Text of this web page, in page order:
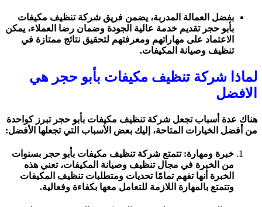
بفضل العمالة المدربة، يضمن فريق شركة تنظيف مكيفات
بأبو حجر تقديم خدمة عالية الجودة وضمان رضا العملاء، يمكن
الاعتماد على مهاراتهم ومعرفتهم لتحقيق نتائج ممتازة في
تنظيف وصيانة المكيفات.
لماذا شركة تنظيف مكيفات بأبو حجر هي
الافضل
هناك عدة أسباب تجعل شركة تنظيف مكيفات بأبو حجر تبرز كواحدة
من أفضل الخيارات المتاحة، إليك بعض الأسباب التي تجعلها الأفضل:
خبرة ومهارة: تتمتع شركة تنظيف مكيفات بأبو حجر بسنوات
من الخبرة في مجال تنظيف وصيانة المكيفات، تعني هذه
الخبرة أنها تفهم تمامًا تحديات ومتطلبات تنظيف المكيفات
وتتمتع بالمهارة اللازمة للتعامل معها بكفاءة وفعالية.